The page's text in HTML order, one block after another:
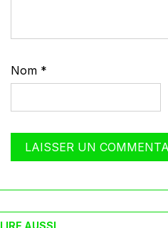
Nom *
LIRE AUSSI